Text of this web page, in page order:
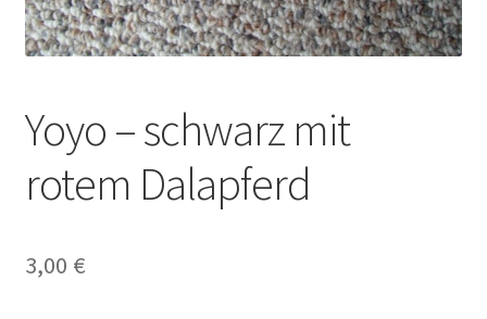
Yoyo – schwarz mit
rotem Dalapferd
3,00 €